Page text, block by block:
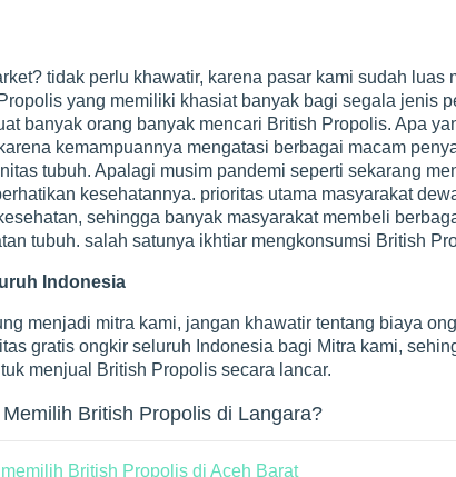
tidak perlu khawatir, karena pasar kami sudah luas
yang memiliki khasiat banyak bagi segala jenis
banyak orang banyak mencari British Propolis. Apa
kemampuannya mengatasi berbagai macam
tubuh. Apalagi musim pandemi seperti sekarang
kesehatannya. prioritas utama masyarakat
sehingga banyak masyarakat membeli
tubuh. salah satunya ikhtiar mengkonsumsi British
Indonesia
menjadi mitra kami, jangan khawatir tentang biaya
gratis ongkir seluruh Indonesia bagi Mitra kami,
menjual British Propolis secara lancar.
British Propolis di Langara?